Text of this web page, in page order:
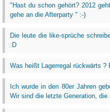
"Hast du schon gehört? 2012
gehe an die Afterparty " :-)
Die leute die like-sprüche
:D
Was heißt Lagerregal rückwärts ?
Ich wurde in den 80er Jahren
Wir sind die letzte Generation, die